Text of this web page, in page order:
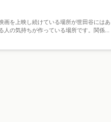
画を上映し続けている場所が世田谷にはあ
の気持ちが作っている場所です。関係...